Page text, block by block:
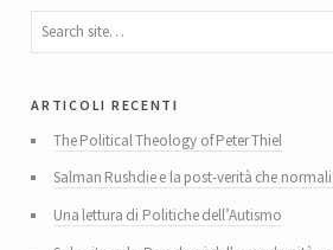
articoli recenti
The Political Theology of Peter Thiel
Salman Rushdie e la post-verità che
Una lettura di Politiche dell’Autismo